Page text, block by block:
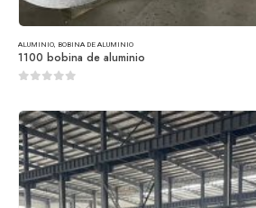
ALUMINIO, BOBINA DE ALUMINIO
1100 bobina de aluminio